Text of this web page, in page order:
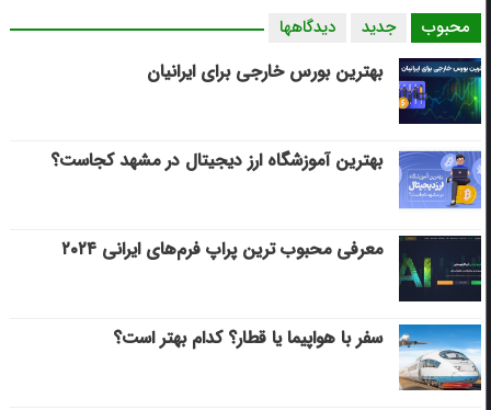
محبوب جدید دیدگاهها
بهترین بورس خارجی برای ایرانیان
بهترین آموزشگاه ارز دیجیتال در مشهد کجاست؟
معرفی محبوب ترین پراپ فرم‌های ایرانی ۲۰۲۴
سفر با هواپیما یا قطار؟ کدام بهتر است؟